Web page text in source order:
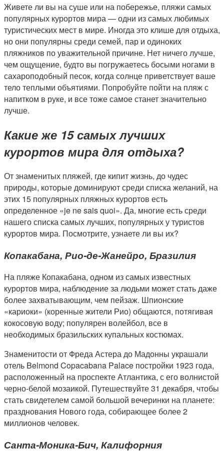
Живете ли вы на суше или на побережье, пляжи самых
популярных курортов мира — одни из самых любимых
туристических мест в мире. Иногда это клише для отдыха,
но они популярны среди семей, пар и одиноких
пляжников по уважительной причине. Нет ничего лучше,
чем ощущение, будто вы погружаетесь босыми ногами в
сахароподобный песок, когда солнце приветствует ваше
тело теплыми объятиями. Попробуйте пойти на пляж с
напитком в руке, и все тоже самое станет значительно
лучше.
Какие же 15 самых лучших
курортов мира для отдыха?
От знаменитых пляжей, где кипит жизнь, до чудес
природы, которые доминируют среди списка желаний, на
этих 15 популярных пляжных курортов есть
определенное «je ne sais quoi». Да, многие есть среди
нашего списка самых лучших, популярных у туристов
курортов мира. Посмотрите, узнаете ли вы их?
Копакабана, Рио-де-Жанейро, Бразилия
На пляже Копакабана, одном из самых известных
курортов мира, наблюдение за людьми может стать даже
более захватывающим, чем пейзаж. Шпионские
«кариоки» (коренные жители Рио) общаются, потягивая
кокосовую воду; популярен волейбол, все в
необходимых бразильских купальных костюмах.
Знаменитости от Фреда Астера до Мадонны украшали
отель Belmond Copacabana Palace постройки 1923 года,
расположенный на проспекте Атлантика, с его волнистой
черно-белой мозаикой. Путешествуйте 31 декабря, чтобы
стать свидетелем самой большой вечеринки на планете:
празднования Нового года, собирающее более 2
миллионов человек.
Санта-Моника-Бич, Калифорния